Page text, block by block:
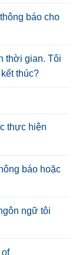
báo cho
thời gian. Tôi
thúc?
thực hiện
báo hoặc
ngữ tôi
of